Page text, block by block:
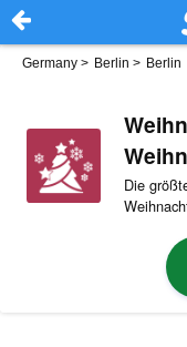
Germany > Berlin > Berlin
Die